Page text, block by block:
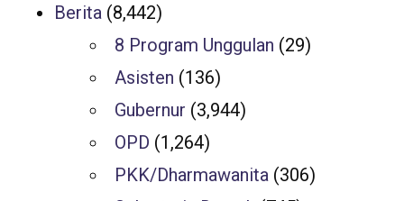
Berita (8,442)
8 Program Unggulan (29)
Asisten (136)
Gubernur (3,944)
OPD (1,264)
PKK/Dharmawanita (306)